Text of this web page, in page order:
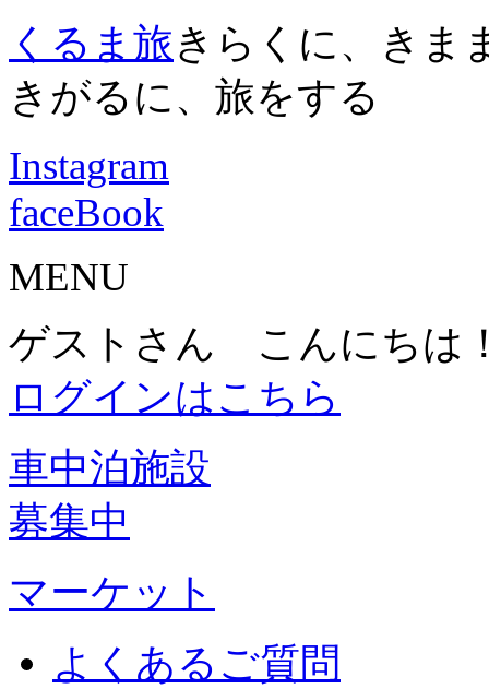
くるま旅きらくに、きま
きがるに、旅をする
Instagram
faceBook
MENU
ゲストさん こんにちは
ログインはこちら
車中泊施設
募集中
マーケット
よくあるご質問